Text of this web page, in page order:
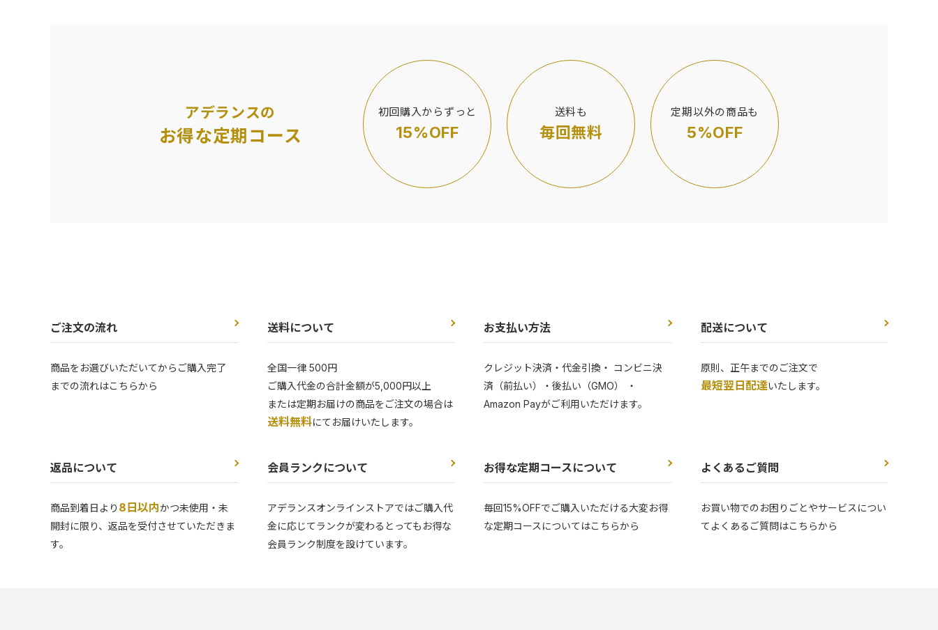
アデランスの
お得な定期コース
初回購入からずっと
15%OFF
送料も
毎回無料
定期以外の商品も
5%OFF
ご注文の流れ
商品をお選びいただいてからご購入完了
までの流れはこちらから
送料について
全国一律 500円
ご購入代金の合計金額が5,000円以上
または定期お届けの商品をご注文の場合は
送料無料にてお届けいたします。
お支払い方法
クレジット決済・代金引換・ コンビニ決
済（前払い）・後払い（GMO） ・
Amazon Payがご利用いただけます。
配送について
原則、正午までのご注文で
最短翌日配達いたします。
返品について
商品到着日より 8日以内かつ未使用・未
開封に限り、返品を受付させていただきま
す。
会員ランクについて
アデランスオンラインストアではご購入代
金に応じてランクが変わるとってもお得な
会員ランク制度を設けています。
お得な定期コースについて
毎回15%OFFでご購入いただける大変お得
な定期コースについてはこちらから
よくあるご質問
お買い物でのお困りごとやサービスについ
てよくあるご質問はこちらから